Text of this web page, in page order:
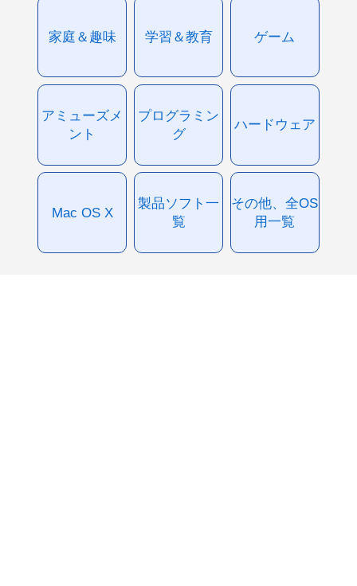
家庭＆趣味 学習＆教育 ゲーム
アミューズメ
ント
プログラミン
グ
ハードウェア
Mac OS X
製品ソフト一
覧
その他、全OS
用一覧